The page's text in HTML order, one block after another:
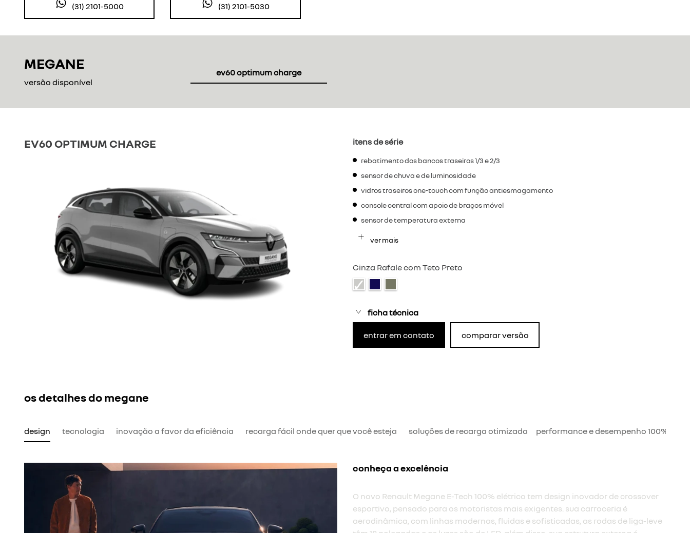
(31) 2101-5000 (31) 2101-5030
MEGANE
versão disponível
ev60 optimum charge
EV60 OPTIMUM CHARGE itens de série
rebatimento dos bancos traseiros 1/3 e 2/3
sensor de chuva e de luminosidade
vidros traseiros one-touch com função antiesmagamento
console central com apoio de braços móvel
sensor de temperatura externa
ver mais
Cinza Rafale com Teto Preto
ficha técnica
entrar em contato comparar versão
os detalhes do megane
design tecnologia inovação a favor da eficiência recarga fácil onde quer que você esteja soluções de recarga otimizada performance e desempenho 100%
ergonômico e espaçoso
A plataforma exclusiva do Megane E-Tech 100% elétrico tem um piso totalmente
plano. um espaço adicional é liberado devido à estrutura ampliada e ao novo
painel do OpenR superfino. é muito mais conforto para quem viaja no banco